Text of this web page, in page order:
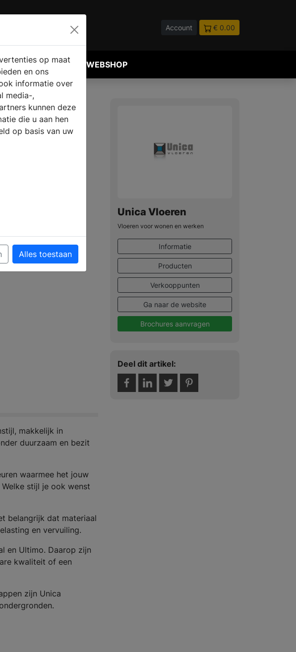
Account € 0.00
VINDEN WEBSHOP
makkelijk in
duurzaam en bezit
waarmee het jouw
stijl je ook wenst
belangrijk dat materiaal
en vervuiling.
en Ultimo. Daarop zijn
kwaliteit of een
zijn Unica
Unica Vloeren
Vloeren voor wonen en werken
Informatie
Producten
Verkooppunten
Ga naar de website
Brochures aanvragen
Deel dit artikel:
op maat
en ons
informatie over
media-,
kunnen deze
die u aan hen
op basis van uw
Alles toestaan